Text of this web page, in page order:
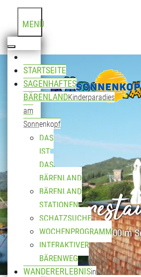
MENÜ
STARTSEITE
SAGENHAFTES
BÄRENLANDKinderparadies
am
Sonnenkopf
DAS
IST
DAS
BÄRENLAND
BÄRENLAND
STATIONEN
SCHATZSUCHE
WOCHENPROGRAMM
INTERAKTIVER
BÄRENWEG
WANDERERLEBNISin
Genuss auf 1.700 m